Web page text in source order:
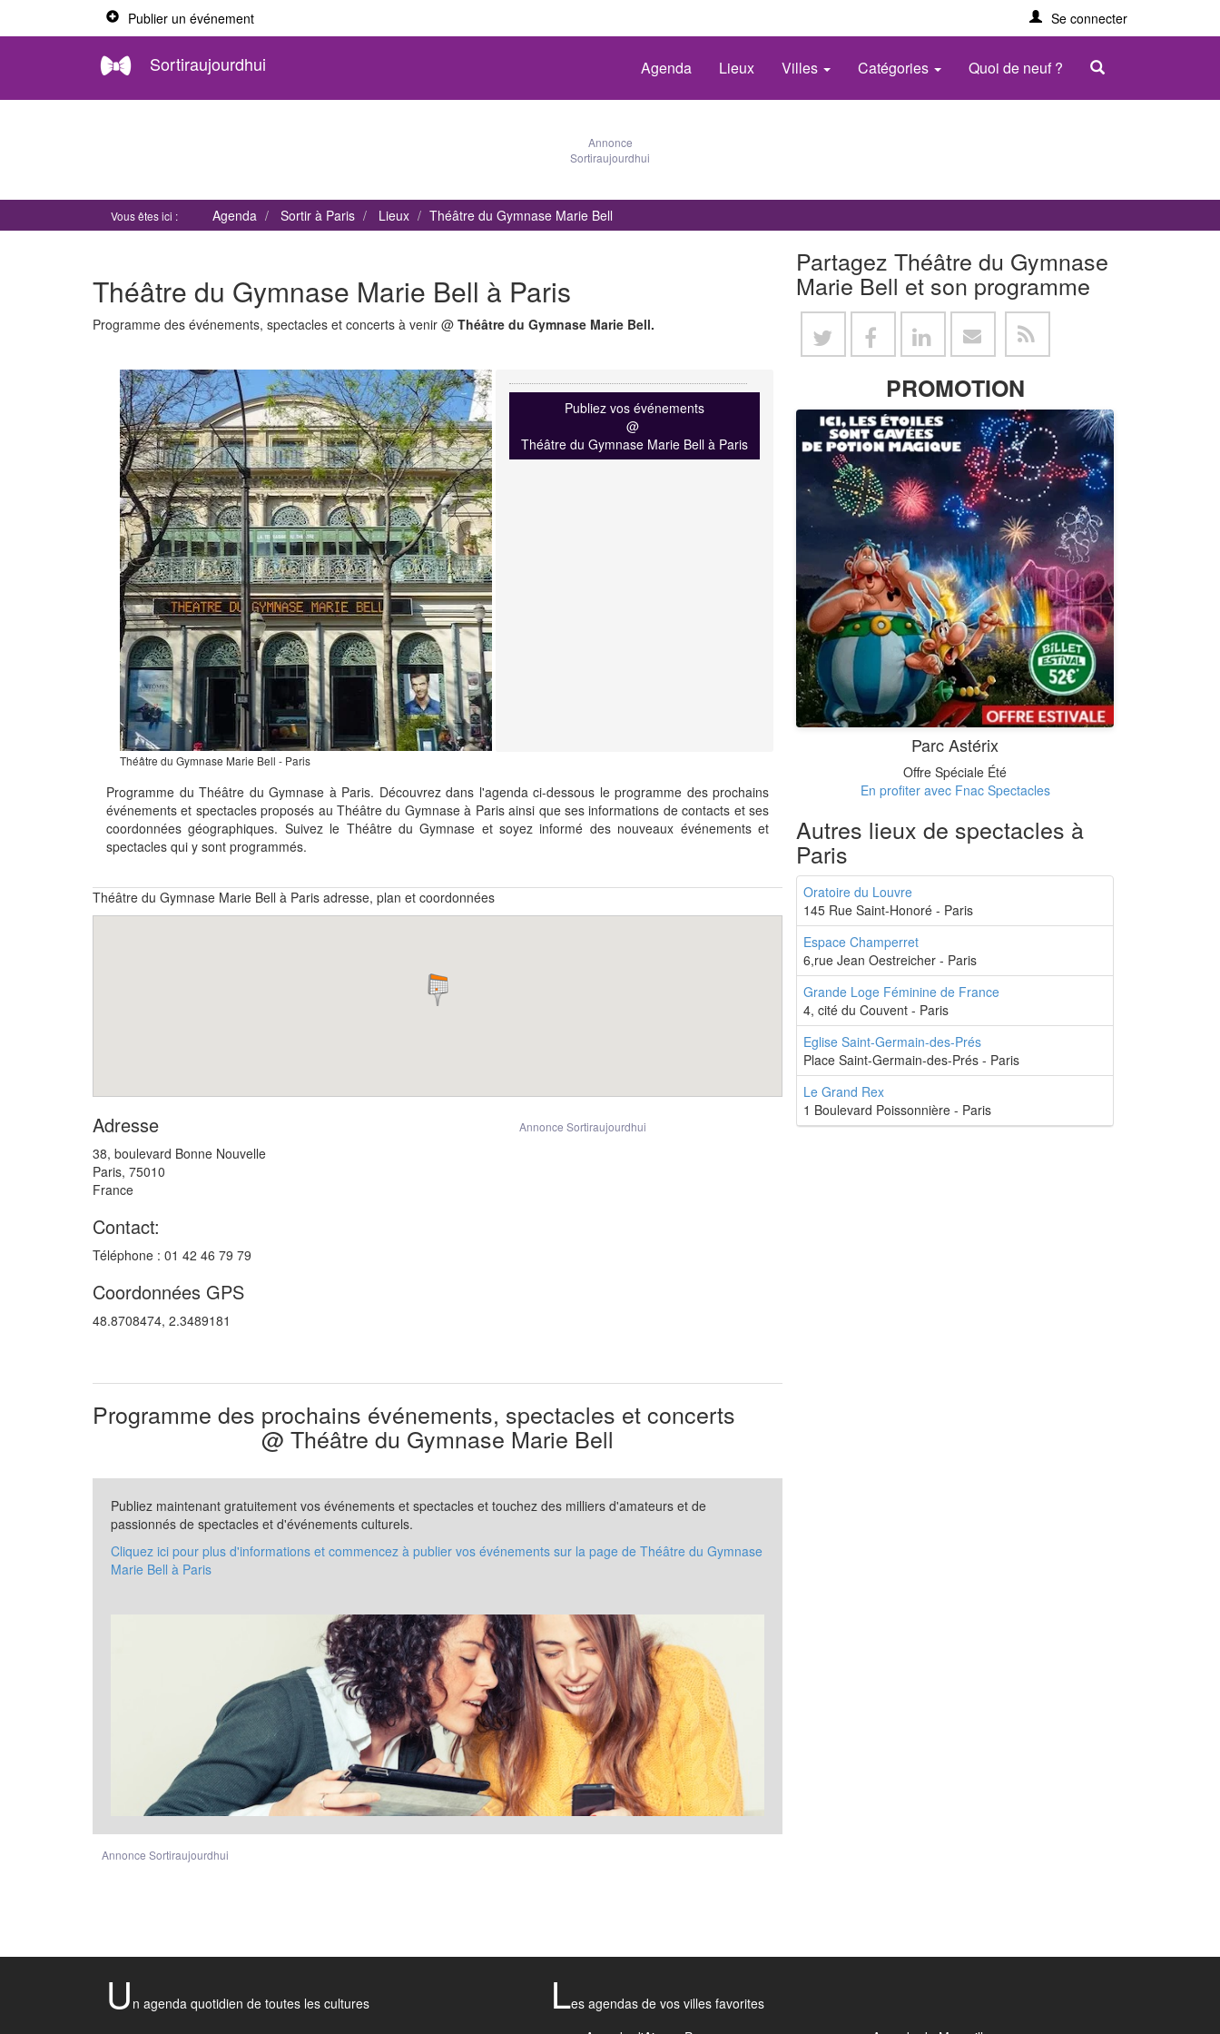
Publier un événement Se connecter
Sortiraujourdhui Agenda Lieux Villes Catégories Quoi de neuf ?
Annonce
Sortiraujourdhui
Vous êtes ici : Agenda Sortir à Paris Lieux Théâtre du Gymnase Marie Bell
Théâtre du Gymnase Marie Bell à Paris
Programme des événements, spectacles et concerts à venir @ Théâtre du Gymnase Marie Bell.
Théâtre du Gymnase Marie Bell - Paris
Publiez vos événements
@
Théâtre du Gymnase Marie Bell à Paris
Programme du Théâtre du Gymnase à Paris. Découvrez dans l'agenda ci-dessous le programme des prochains
événements et spectacles proposés au Théâtre du Gymnase à Paris ainsi que ses informations de contacts et ses
coordonnées géographiques. Suivez le Théâtre du Gymnase et soyez informé des nouveaux événements et
spectacles qui y sont programmés.
Théâtre du Gymnase Marie Bell à Paris adresse, plan et coordonnées
Annonce Sortiraujourdhui
Adresse
38, boulevard Bonne Nouvelle
Paris, 75010
France
Contact:
Téléphone : 01 42 46 79 79
Coordonnées GPS
48.8708474, 2.3489181
Programme des prochains événements, spectacles et concerts
@ Théâtre du Gymnase Marie Bell
Publiez maintenant gratuitement vos événements et spectacles et touchez des milliers d'amateurs et de
passionnés de spectacles et d'événements culturels.
Cliquez ici pour plus d'informations et commencez à publier vos événements sur la page de Théâtre du Gymnase
Marie Bell à Paris
Annonce Sortiraujourdhui
Partagez Théâtre du Gymnase
Marie Bell et son programme
PROMOTION
Parc Astérix
Offre Spéciale Été
En profiter avec Fnac Spectacles
Autres lieux de spectacles à
Paris
Oratoire du Louvre
145 Rue Saint-Honoré - Paris
Espace Champerret
6,rue Jean Oestreicher - Paris
Grande Loge Féminine de France
4, cité du Couvent - Paris
Eglise Saint-Germain-des-Prés
Place Saint-Germain-des-Prés - Paris
Le Grand Rex
1 Boulevard Poissonnière - Paris
U n agenda quotidien de toutes les cultures Les agendas de vos villes favorites